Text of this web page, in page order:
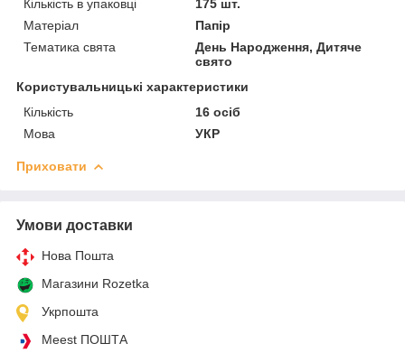
Кількість в упаковці
175 шт.
Матеріал
Папір
Тематика свята
День Народження, Дитяче
свято
Користувальницькі характеристики
Кількість
16 осіб
Мова
УКР
Приховати
Умови доставки
Нова Пошта
Магазини Rozetka
Укрпошта
Meest ПОШТА